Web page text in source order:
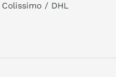
/ DHL